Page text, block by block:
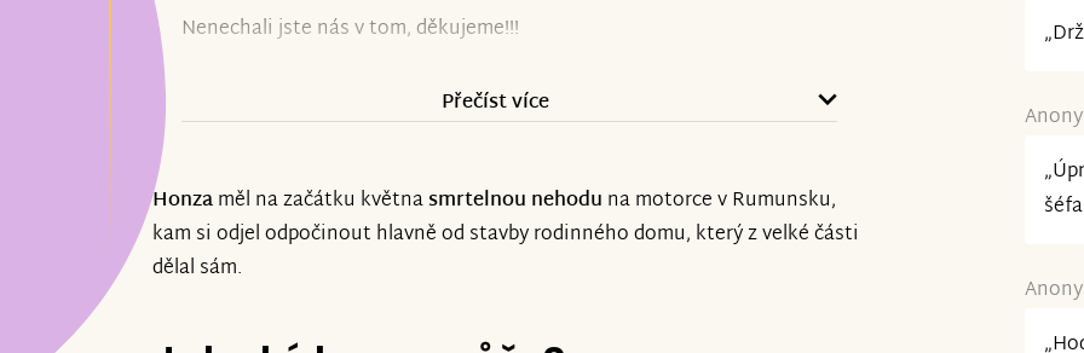
Nenechali jste nás v tom, děkujeme!!!
Přečíst více
Honzaměl na začátku květnasmrtelnou nehodu na motorce v Rumunsku,
kam si odjel odpočinout hlavně od stavby rodinného domu, který z velké části
dělal sám.